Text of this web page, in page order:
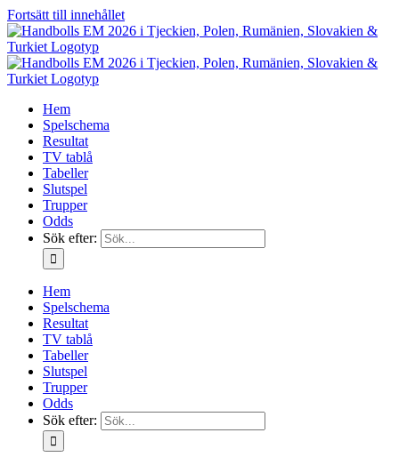
Fortsätt till innehållet
Hem
Spelschema
Resultat
TV tablå
Tabeller
Slutspel
Trupper
Odds
Sök efter:
Hem
Spelschema
Resultat
TV tablå
Tabeller
Slutspel
Trupper
Odds
Sök efter: